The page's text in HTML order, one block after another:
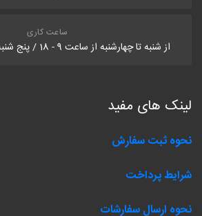
ساعت کاری
از شنبه تا چهارشنبه از ساعت 9 - 18 / پنج شنبه ها از ساعت 9 - 15
لینک های مفید
نحوه ثبت سفارش
شرایط پرداخت
نحوه ارسال سفارشات